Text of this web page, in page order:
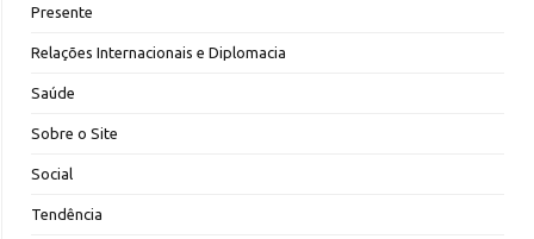
Presente
Relações Internacionais e Diplomacia
Saúde
Sobre o Site
Social
Tendência